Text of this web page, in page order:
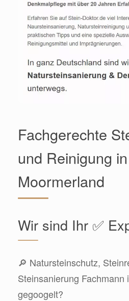
Fachgerechte
und Reinigung in
Moormerland
Wir sind Ihr ✅
🔎 Natursteinschutz,
Steinsanierung Fachmann
gegoogelt?